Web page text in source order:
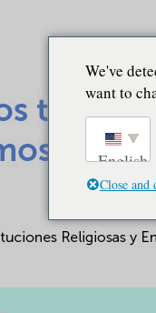
We've
want to
English
Close and